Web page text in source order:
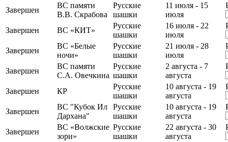
Завершен
ВС памяти
В.В. Скрабова
Русские
шашки
11 июля - 15
июля
Завершен
ВС «КИТ»
Русские
шашки
16 июля - 22
июля
Завершен
ВС «Белые
ночи»
Русские
шашки
21 июля - 28
июля
Завершен
ВС памяти
С.А. Овечкина
Русские
шашки
2 августа - 7
августа
Завершен
КР
Русские
шашки
10 августа - 19
августа
Завершен
ВС "Кубок Ил
Дархана"
Русские
шашки
10 августа - 19
августа
Завершен
ВС «Волжские
зори»
Русские
шашки
22 августа - 30
августа